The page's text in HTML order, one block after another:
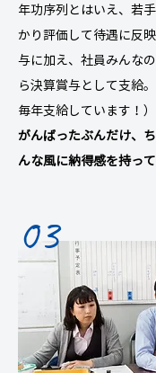
年功序列とはいえ、若
かり評価して待遇に反
与に加え、社員みんな
ら決算賞与として支給
毎年支給しています！）
がんばったぶんだけ、
んな風に納得感を持っ
03